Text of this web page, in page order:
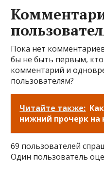
Пока нет
бы не быть первым,
комментарий и
пользователям?
Читайте также:
нижний прочерк на
69 пользователей
Один пользователь